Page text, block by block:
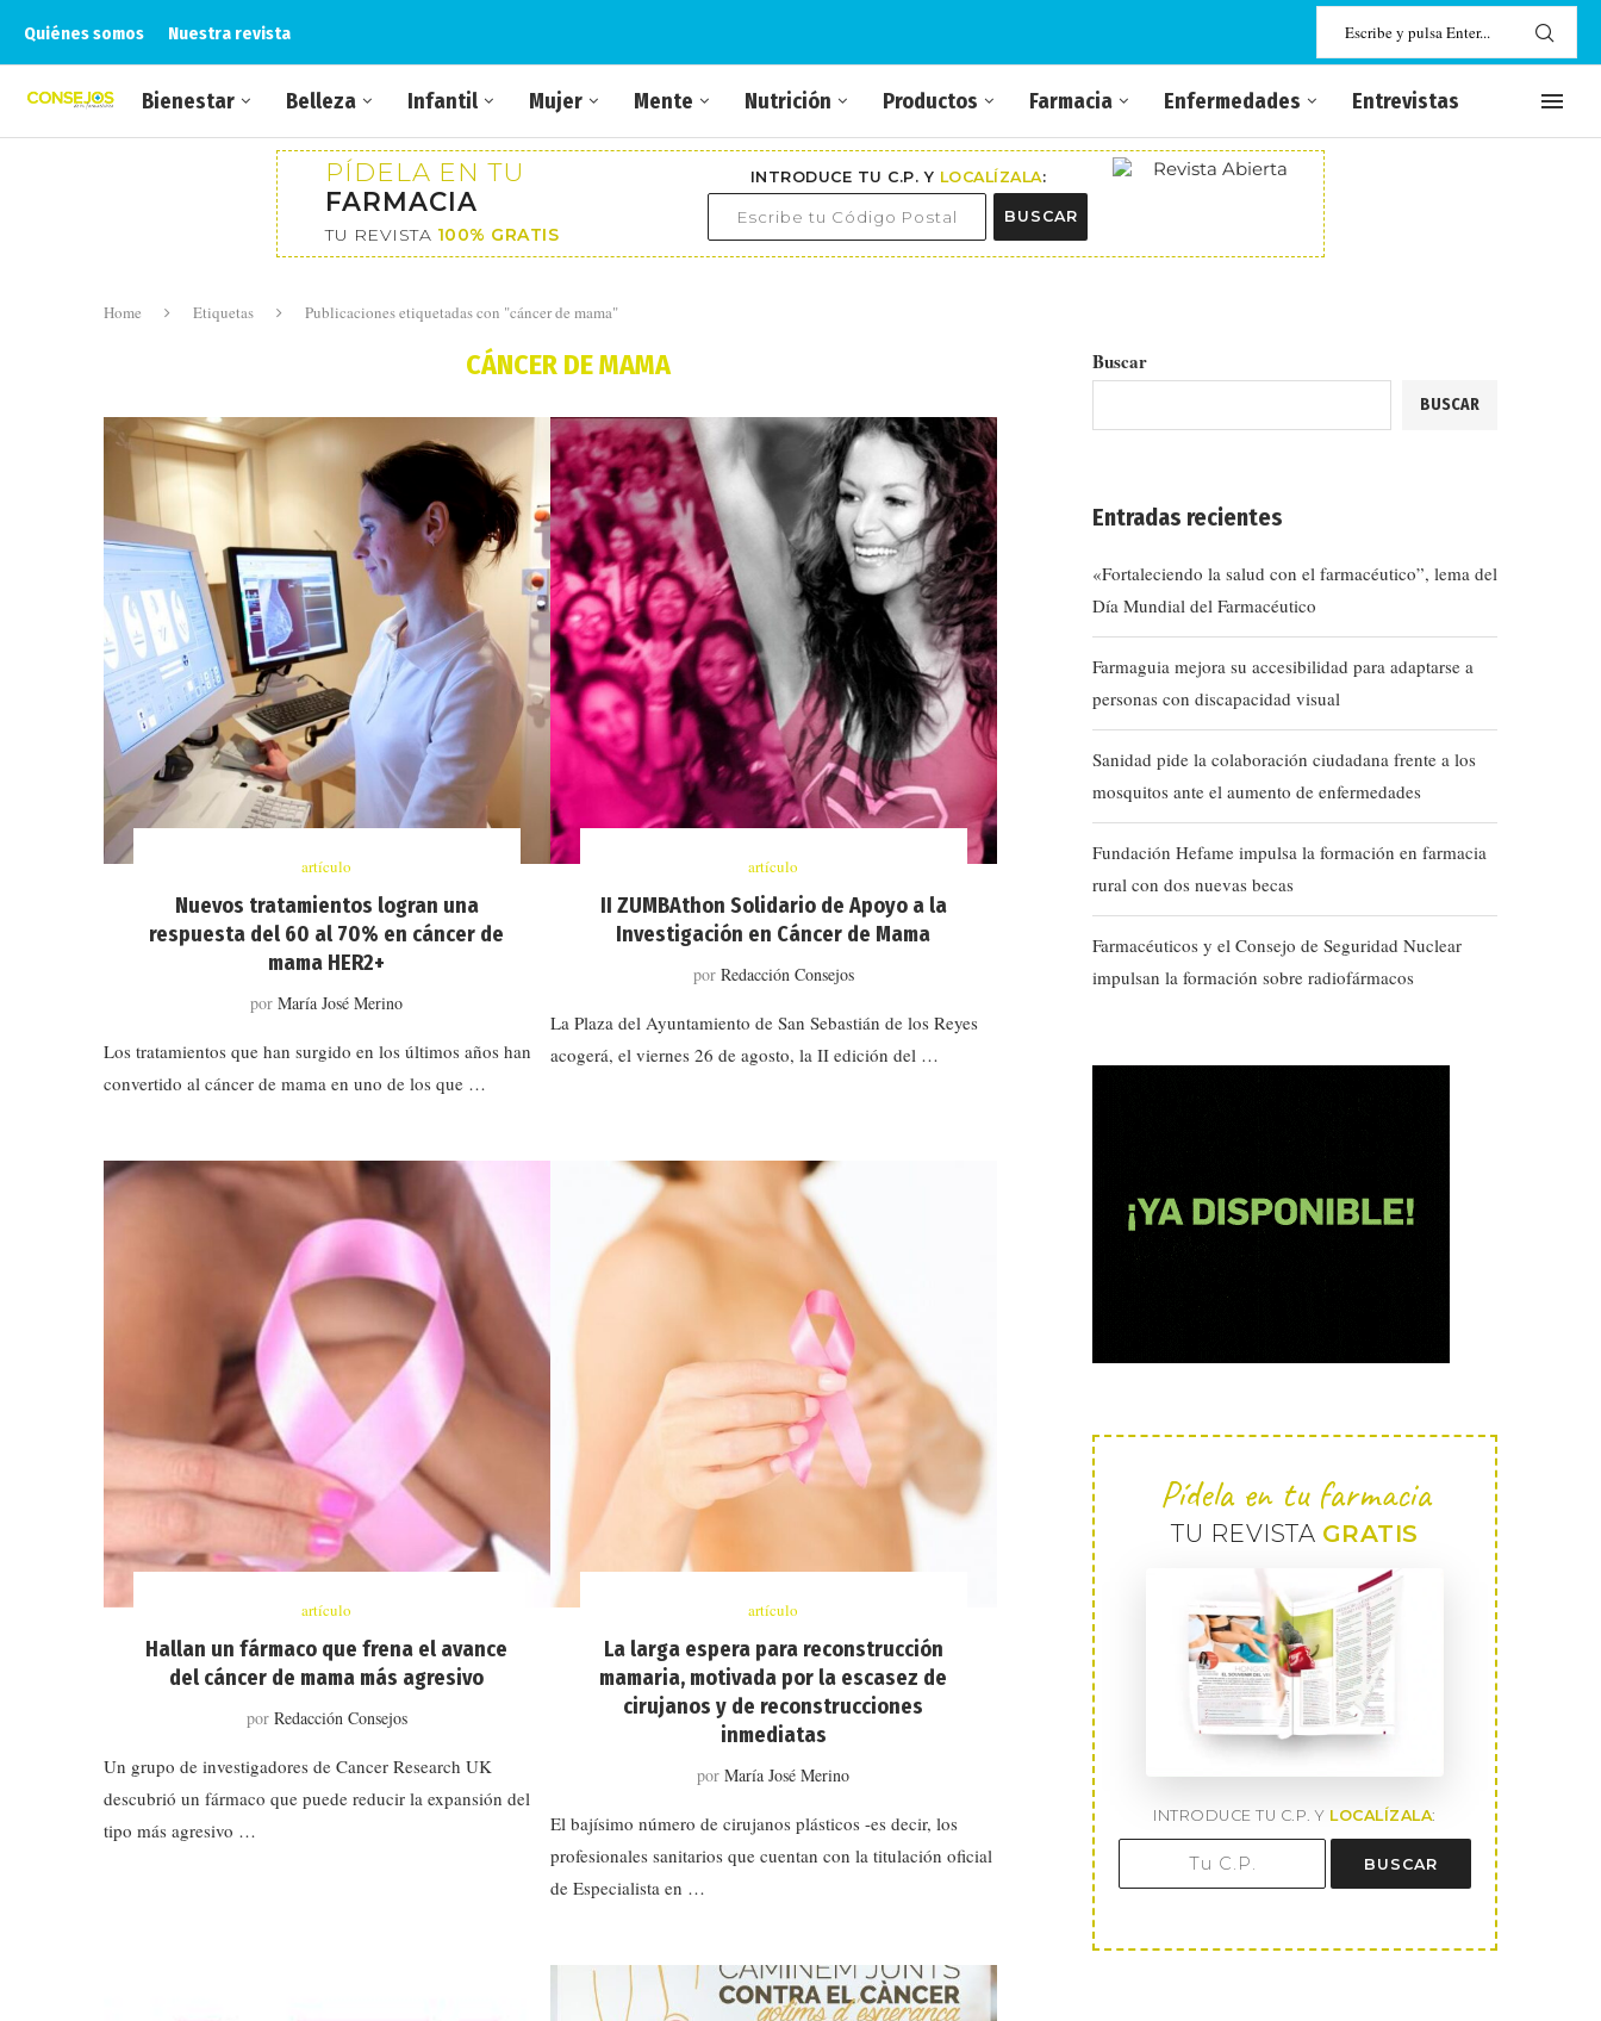
Quiénes somos Nuestra revista
Bienestar Belleza Infantil Mujer Mente Nutrición Productos Farmacia Enfermedades Entrevistas
PÍDELA EN TU
FARMACIA
TU REVISTA 100% GRATIS
INTRODUCE TU C.P. Y LOCALÍZALA:
BUSCAR
Home Etiquetas Publicaciones etiquetadas con "cáncer de mama"
CÁNCER DE MAMA
artículo
Nuevos tratamientos logran una
respuesta del 60 al 70% en cáncer de
mama HER2+
porMaría José Merino
Los tratamientos que han surgido en los últimos años han
convertido al cáncer de mama en uno de los que …
artículo
II ZUMBAthon Solidario de Apoyo a la
Investigación en Cáncer de Mama
por Redacción Consejos
La Plaza del Ayuntamiento de San Sebastián de los Reyes
acogerá, el viernes 26 de agosto, la II edición del …
artículo
Hallan un fármaco que frena el avance
del cáncer de mama más agresivo
por Redacción Consejos
Un grupo de investigadores de Cancer Research UK
descubrió un fármaco que puede reducir la expansión del
tipo más agresivo …
artículo
La larga espera para reconstrucción
mamaria, motivada por la escasez de
cirujanos y de reconstrucciones
inmediatas
porMaría José Merino
El bajísimo número de cirujanos plásticos -es decir, los
profesionales sanitarios que cuentan con la titulación oficial
de Especialista en …
Buscar
BUSCAR
Entradas recientes
«Fortaleciendo la salud con el farmacéutico”, lema del
Día Mundial del Farmacéutico
Farmaguia mejora su accesibilidad para adaptarse a
personas con discapacidad visual
Sanidad pide la colaboración ciudadana frente a los
mosquitos ante el aumento de enfermedades
Fundación Hefame impulsa la formación en farmacia
rural con dos nuevas becas
Farmacéuticos y el Consejo de Seguridad Nuclear
impulsan la formación sobre radiofármacos
Pídela en tu farmacia
TU REVISTA GRATIS
INTRODUCE TU C.P. Y LOCALÍZALA:
BUSCAR